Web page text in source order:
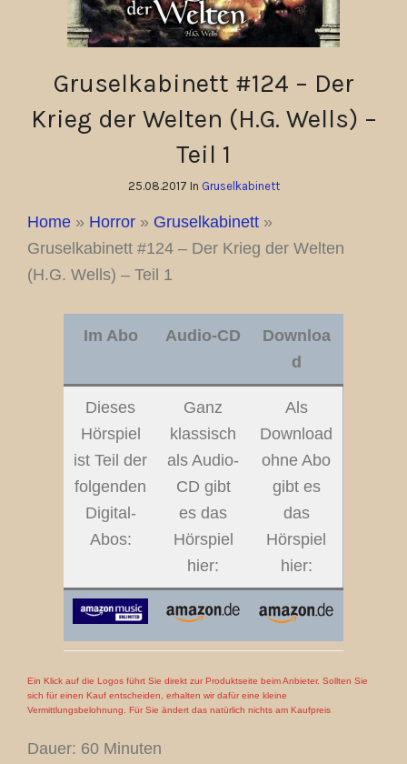
Gruselkabinett #124 – Der
Krieg der Welten (H.G. Wells) –
Teil 1
25.08.2017 In Gruselkabinett
Home » Horror » Gruselkabinett »
Gruselkabinett #124 – Der Krieg der Welten
(H.G. Wells) – Teil 1
Im Abo Audio-CD
Downloa
d
Dieses
Hörspiel
ist Teil der
folgenden
Digital-
Abos:
Ganz
klassisch
als Audio-
CD gibt
es das
Hörspiel
hier:
Als
Download
ohne Abo
gibt es
das
Hörspiel
hier:
Ein Klick auf die Logos führt Sie direkt zur Produktseite beim Anbieter. Sollten Sie
sich für einen Kauf entscheiden, erhalten wir dafür eine kleine
Vermittlungsbelohnung. Für Sie ändert das natürlich nichts am Kaufpreis
Dauer: 60 Minuten